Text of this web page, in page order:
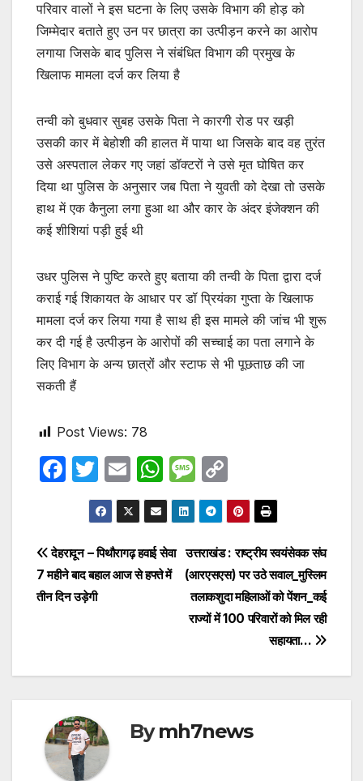
परिवार वालों ने इस घटना के लिए उसके विभाग की होड़ को
जिम्मेदार बताते हुए उन पर छात्रा का उत्पीड़न करने का आरोप
लगाया जिसके बाद पुलिस ने संबंधित विभाग की प्रमुख के
खिलाफ मामला दर्ज कर लिया है
तन्वी को बुधवार सुबह उसके पिता ने कारगी रोड पर खड़ी
उसकी कार में बेहोशी की हालत में पाया था जिसके बाद वह तुरंत
उसे अस्पताल लेकर गए जहां डॉक्टरों ने उसे मृत घोषित कर
दिया था पुलिस के अनुसार जब पिता ने युवती को देखा तो उसके
हाथ में एक कैनुला लगा हुआ था और कार के अंदर इंजेक्शन की
कई शीशियां पड़ी हुई थी
उधर पुलिस ने पुष्टि करते हुए बताया की तन्वी के पिता द्वारा दर्ज
कराई गई शिकायत के आधार पर डॉ प्रियंका गुप्ता के खिलाफ
मामला दर्ज कर लिया गया है साथ ही इस मामले की जांच भी शुरू
कर दी गई है उत्पीड़न के आरोपों की सच्चाई का पता लगाने के
लिए विभाग के अन्य छात्रों और स्टाफ से भी पूछताछ की जा
सकती हैं
Post Views: 78
F
e
b
o
T
w
itt
er
E
m
ail
W
h
at
s
A
M
e
s
s
a
g
e
o
p
y
Li
n
k
Post
navigation
उत्तराखंड : राष्ट्रीय स्वयंसेवक संघ
(आरएसएस) पर उठे सवाल_मुस्लिम
तलाकशुदा महिलाओं को पेंशन_कई
राज्यों में 100 परिवारों को मिल रही
सहायता…
देहरादून – पिथौरागढ़ हवाई सेवा
7 महीने बाद बहाल आज से हफ्ते में
तीन दिन उड़ेगी
Bymh7news